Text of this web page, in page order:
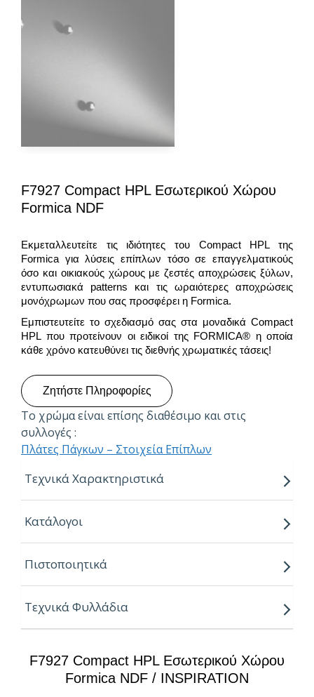
F7927 Compact HPL Εσωτερικού Χώρου
Formica NDF
Εκμεταλλευτείτε τις ιδιότητες του Compact HPL της
Formica για λύσεις επίπλων τόσο σε επαγγελματικούς
όσο και οικιακούς χώρους με ζεστές αποχρώσεις ξύλων,
εντυπωσιακά patterns και τις ωραιότερες αποχρώσεις
μονόχρωμων που σας προσφέρει η Formica.
Εμπιστευτείτε το σχεδιασμό σας στα μοναδικά Compact
HPL που προτείνουν οι ειδικοί της FORMICA® η οποία
κάθε χρόνο κατευθύνει τις διεθνής χρωματικές τάσεις!
Ζητήστε Πληροφορίες
Το χρώμα είναι επίσης διαθέσιμο και στις
συλλογές :
Πλάτες Πάγκων – Στοιχεία Επίπλων
Τεχνικά Χαρακτηριστικά
Πάχη:
6mm
8mm
Διαστάσεις:
3050mm x 1300mm
Ιδιότητες:
Ανθεκτικά στη θερμότητα και τον ατμό
Αναβαθμισμένη ανθεκτικότητα σε θερμότητα, κρούση,
τριβή & στις μεταβολές του χρώματος από την ηλιακή
Κατάλογοι
Πιστοποιητικά
Τεχνικά Φυλλάδια
F7927 Compact HPL Εσωτερικού Χώρου
Formica NDF / INSPIRATION